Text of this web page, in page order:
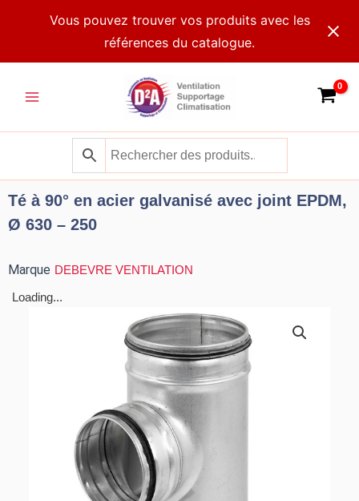
Vous pouvez trouver vos produits avec les
références du catalogue.
Menu
Té à 90° en acier galvanisé avec joint EPDM,
Ø 630 – 250
Marque DEBEVRE VENTILATION
Loading...